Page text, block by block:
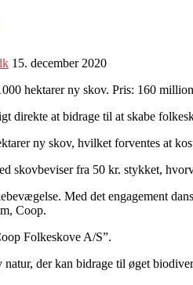
15. december 2020
hektarer ny skov. Pris: 160
direkte at bidrage til at skabe
ny skov, hvilket forventes at
skovbeviser fra 50 kr. stykket,
Med det engagement
Coop.
Folkeskove A/S”.
der kan bidrage til øget